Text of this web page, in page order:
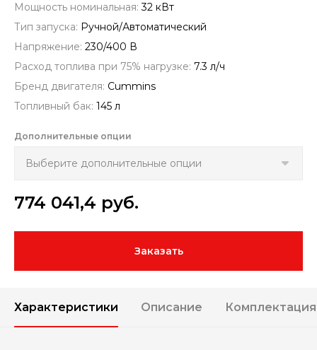
Мощность номинальная:32 кВт
Тип запуска: Ручной/Автоматический
Напряжение: 230/400 В
Расход топлива при 75% нагрузке: 7.3 л/ч
Бренд двигателя: Cummins
Топливный бак: 145 л
Дополнительные опции
774 041,4 руб.
Заказать
Характеристики Описание Комплектация